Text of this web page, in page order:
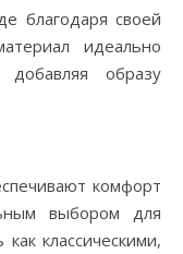
благодаря своей
идеально
образу
комфорт
выбором для
классическими,